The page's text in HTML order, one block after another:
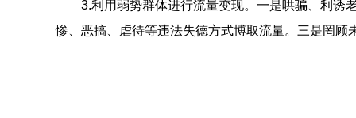
3.利用弱势群体进行流量变现。一是哄骗、利诱老
惨、恶搞、虐待等违法失德方式博取流量。三是罔顾